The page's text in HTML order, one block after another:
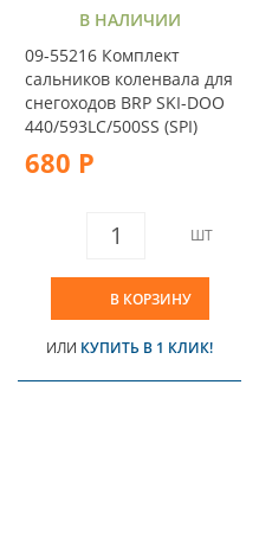
В НАЛИЧИИ
09-55216 Комплект
сальников коленвала для
снегоходов BRP SKI-DOO
440/593LC/500SS (SPI)
680 Р
ШТ
В КОРЗИНУ
ИЛИ КУПИТЬ В 1 КЛИК!